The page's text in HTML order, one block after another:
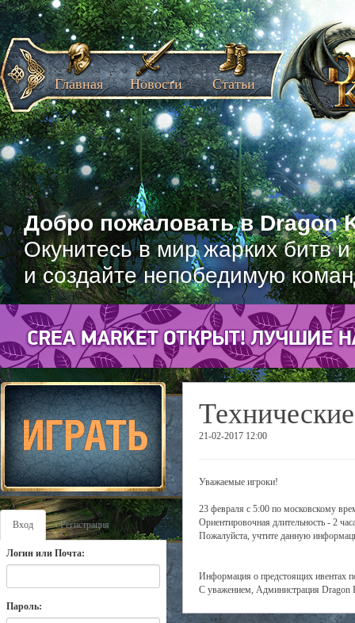
Добро пожаловать в Dragon
Окунитесь в мир жарких битв
и создайте непобедимую
Главная Новости Статьи
Вход Регистрация
Логин или Почта:
Пароль:
21-02-2017 12:00
Уважаемые игроки!
23 февраля с 5:00 по московскому
Ориентировочная длительность - 2
Пожалуйста, учтите данную
Информация о предстоящих ивентах
С уважением, Администрация Dragon